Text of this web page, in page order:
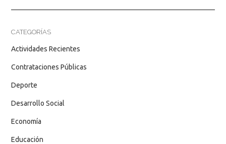
CATEGORÍAS
Actividades Recientes
Contrataciones Públicas
Deporte
Desarrollo Social
Economía
Educación